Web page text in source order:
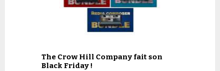
The Crow Hill Company fait son
Black Friday !